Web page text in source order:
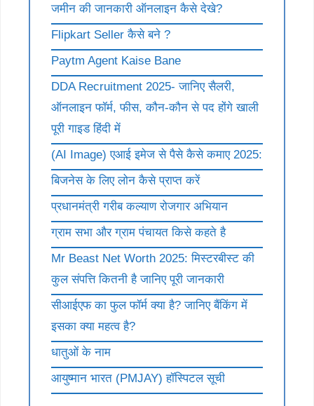
जमीन की जानकारी ऑनलाइन कैसे देखे?
Flipkart Seller कैसे बने ?
Paytm Agent Kaise Bane
DDA Recruitment 2025- जानिए सैलरी,
ऑनलाइन फॉर्म, फीस, कौन-कौन से पद होंगे खाली
पूरी गाइड हिंदी में
(AI Image) एआई इमेज से पैसे कैसे कमाए 2025:
बिजनेस के लिए लोन कैसे प्राप्त करें
प्रधानमंत्री गरीब कल्याण रोजगार अभियान
ग्राम सभा और ग्राम पंचायत किसे कहते है
Mr Beast Net Worth 2025: मिस्टरबीस्ट की
कुल संपत्ति कितनी है जानिए पूरी जानकारी
सीआईएफ का फुल फॉर्म क्या है? जानिए बैंकिंग में
इसका क्या महत्व है?
धातुओं के नाम
आयुष्मान भारत (PMJAY) हॉस्पिटल सूची